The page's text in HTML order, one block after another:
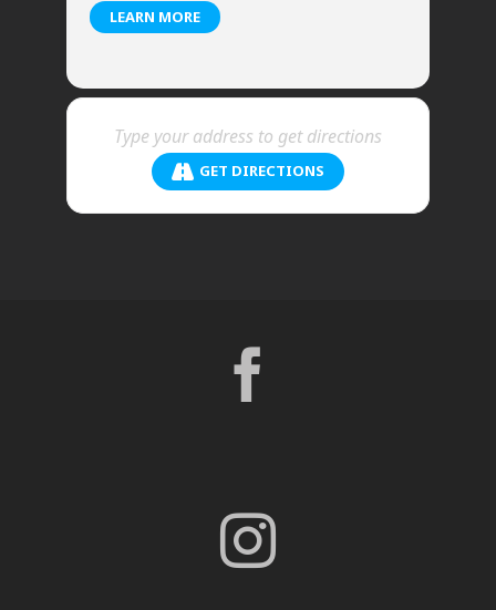
LEARN MORE
GET DIRECTIONS